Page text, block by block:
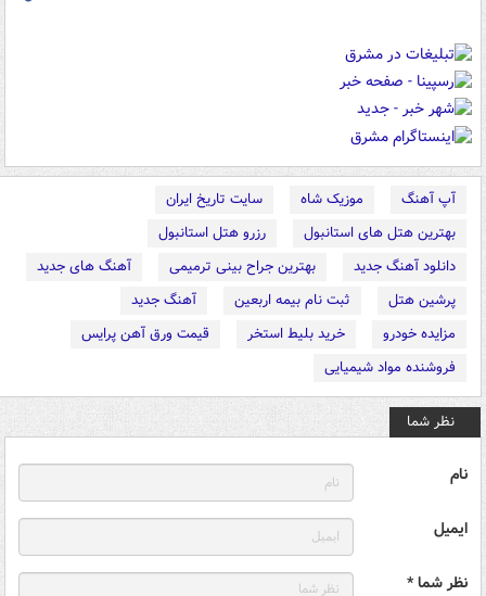
آپ آهنگ موزیک شاه
سایت تاریخ ایران
بهترین هتل های استانبول
رزرو هتل استانبول
دانلود آهنگ جدید
بهترین جراح بینی ترمیمی
آهنگ های جدید
پرشین هتل
ثبت نام بیمه اربعین
آهنگ جدید
مزایده خودرو
خرید بلیط استخر
قیمت ورق آهن پرایس
فروشنده مواد شیمیایی
نظر شما
نام
ایمیل
نظر شما *